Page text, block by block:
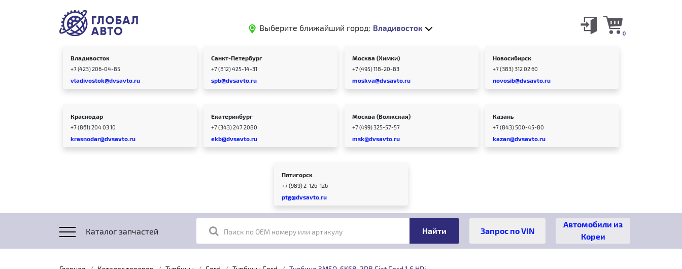
Выберите ближайший город: Владивосток
0
Владивосток
+7 (423) 206-04-85
vladivostok@dvsavto.ru
Санкт-Петербург
+7 (812) 425-14-31
spb@dvsavto.ru
Москва (Химки)
+7 (495) 118-20-83
moskva@dvsavto.ru
Новосибирск
+7 (383) 312 02 60
novosib@dvsavto.ru
Краснодар
+7 (861) 204 03 10
krasnodar@dvsavto.ru
Екатеринбург
+7 (343) 247 2080
ekb@dvsavto.ru
Москва (Волжская)
+7 (499) 325-57-57
msk@dvsavto.ru
Казань
+7 (843) 500-45-80
kazan@dvsavto.ru
Пятигорск
+7 (989) 2-126-126
ptg@dvsavto.ru
Каталог запчастей Поиск по OEM номеру или артикулу
Автомобили из
Кореи